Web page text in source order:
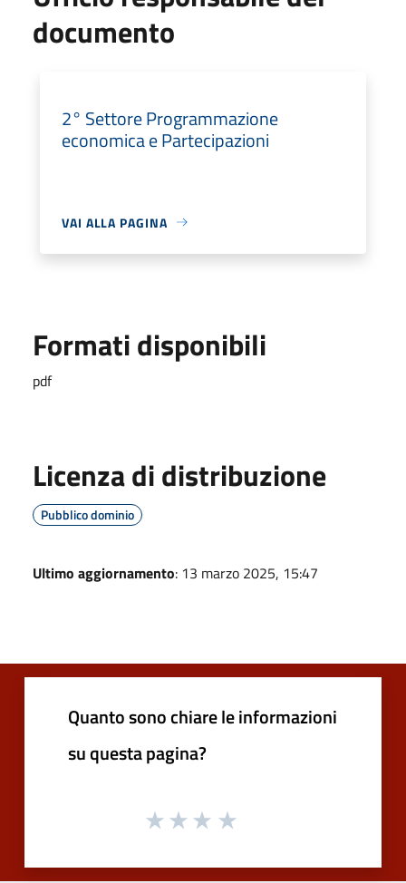
documento
2° Settore Programmazione
economica e Partecipazioni
VAI ALLA PAGINA
Formati disponibili
pdf
Licenza di distribuzione
Pubblico dominio
Ultimo aggiornamento: 13 marzo 2025, 15:47
Quanto sono chiare le informazioni
su questa pagina?